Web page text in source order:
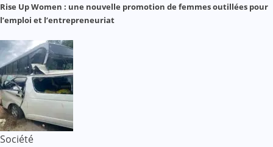
Rise Up Women : une nouvelle promotion de femmes outillées pour
l’emploi et l’entrepreneuriat
Société